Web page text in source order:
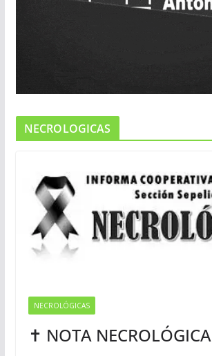
NECROLOGICAS
NECROLÓGICAS
✝ NOTA NECROLÓGICA